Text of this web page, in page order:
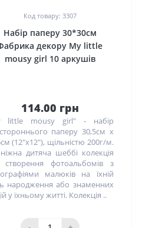
Код товару: 3307
Набір паперу 30*30см
декору My little
mousy girl 10 аркушів
114.00 грн
little mousy girl" - набір
паперу 30,5см х
(12"x12"), щільністю 200г/м.
дитяча шеббі колекція
створення фотоальбомів з
малюків на їхній
народження або знаменних
у їхньому житті. Колекція ..